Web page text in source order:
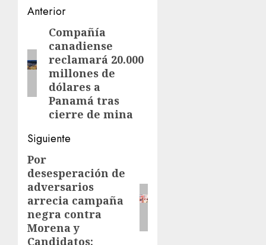
Navegación
entradas
Anterior
Entrada
anterior:
Compañía
canadiense
reclamará 20.000
millones de
dólares a
Panamá tras
cierre de mina
Siguiente
Siguiente
entrada:
Por
desesperación de
adversarios
arrecia campaña
negra contra
Morena y
Candidatos: